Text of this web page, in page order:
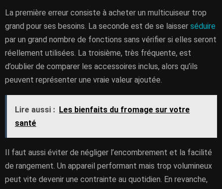
La première erreur consiste à acheter un multicuiseur trop
grand pour ses besoins. La seconde est de se laisser séduire
par un grand nombre de fonctions sans vérifier si elles seront
réellement utilisées. La troisième, très fréquente, est
d’oublier de comparer les accessoires inclus, alors qu’ils
peuvent représenter une vraie valeur ajoutée.
Lire aussi : Les bienfaits du fromage sur votre
santé
Il faut aussi éviter de négliger l’encombrement et la facilité
de rangement. Un appareil performant mais trop volumineux
peut vite devenir une contrainte au quotidien. En revanche,